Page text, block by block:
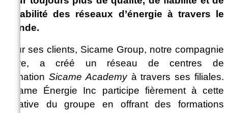
durabilité des réseaux d’énergie à travers le
monde.
Pour ses clients, Sicame Group, notre compagnie
mère, a créé un réseau de centres de
formation Sicame Academy à travers ses filiales.
Cicame Énergie Inc participe fièrement à cette
initiative du groupe en offrant des formations